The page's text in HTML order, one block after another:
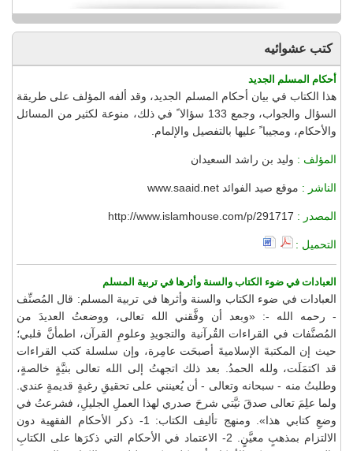
كتب عشوائيه
أحكام المسلم الجديد
هذا الكتاب في بيان أحكام المسلم الجديد، وقد ألفه المؤلف على طريقة
السؤال والجواب، وجمع 133 سؤالا ً في ذلك، منوعة لكثير من المسائل
والأحكام، ومجيبا ً عليها بالتفصيل والإلمام.
المؤلف : وليد بن راشد السعيدان
الناشر : موقع صيد الفوائد www.saaid.net
المصدر : http://www.islamhouse.com/p/291717
التحميل :
العبادات في ضوء الكتاب والسنة وأثرها في تربية المسلم
العبادات في ضوء الكتاب والسنة وأثرها في تربية المسلم: قال المُصنِّف
- رحمه الله -: «وبعد أن وفَّقني الله تعالى، ووضعتُ العديدَ من
المُصنَّفات في القراءات القُرآنية والتجويدِ وعلومِ القرآن، اطمأنَّ قلبي؛
حيث إن المكتبةَ الإسلاميةَ أصبحَت عامِرة، وإن سلسلة كتب القراءات
قد اكتمَلَت، ولله الحمدُ. بعد ذلك اتجهتُ إلى الله تعالى بنيَّةٍ خالصةٍ،
وطلبتُ منه - سبحانه وتعالى - أن يُعينني على تحقيقِ رغبةٍ قديمةٍ عندي.
ولما علِمَ تعالى صدقَ نيَّتي شرحَ صدري لهذا العملِ الجليلِ، فشرعتُ في
وضعِ كتابي هذا». ومنهج تأليف الكتاب: 1- ذكر الأحكام الفقهية دون
الالتزام بمذهبٍ معيَّنٍ. 2- الاعتماد في الأحكام التي ذكرَها على الكتابِ